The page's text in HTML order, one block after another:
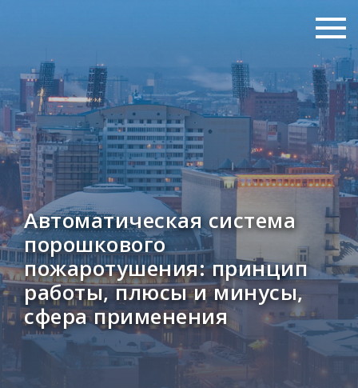
Автоматическая система
порошкового
пожаротушения: принцип
работы, плюсы и минусы,
сфера применения